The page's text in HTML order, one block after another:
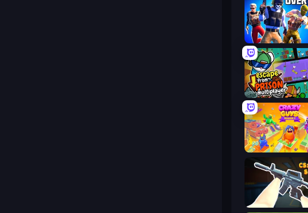
Overtide.io
Crazy Guys
CS: Chaos Squad